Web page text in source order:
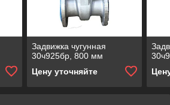
Задвижка чугунная
30ч925бр, 800 мм
Цену уточняйте